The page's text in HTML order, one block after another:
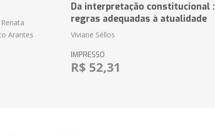
Arantes
Da interpretação constitucional :
regras adequadas à atualidade
Viviane Séllos
IMPRESSO
R$ 52,31